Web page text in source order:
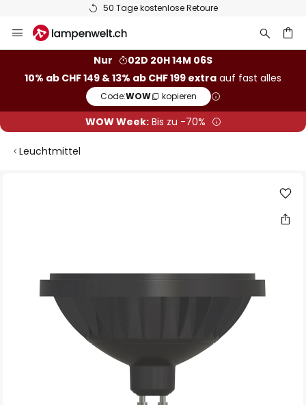
50 Tage kostenlose Retoure
Inhalt
Nur
02D 20H 14M 06S
10% ab CHF 149 & 13% ab CHF 199 extra auf fast alles
Code:WOW kopieren
WOW Week:Bis zu -70%
Leuchtmittel